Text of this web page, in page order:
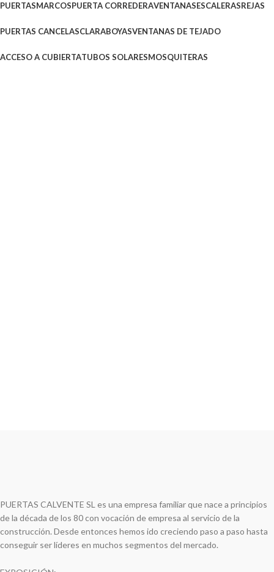
PUERTASMARCOSPUERTA CORREDERAVENTANASESCALERASREJAS
PUERTAS CANCELASCLARABOYASVENTANAS DE TEJADO
ACCESO A CUBIERTATUBOS SOLARESMOSQUITERAS
PUERTAS CALVENTE SL es una empresa familiar que nace a principios
de la década de los 80 con vocación de empresa al servicio de la
construcción. Desde entonces hemos ido creciendo paso a paso hasta
conseguir ser líderes en muchos segmentos del mercado.